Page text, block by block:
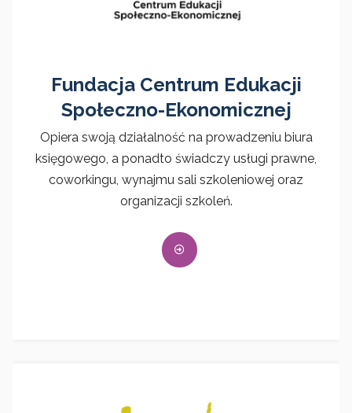
Fundacja Centrum Edukacji
Społeczno-Ekonomicznej
Opiera swoją działalność na prowadzeniu biura
księgowego, a ponadto świadczy usługi prawne,
coworkingu, wynajmu sali szkoleniowej oraz
organizacji szkoleń.